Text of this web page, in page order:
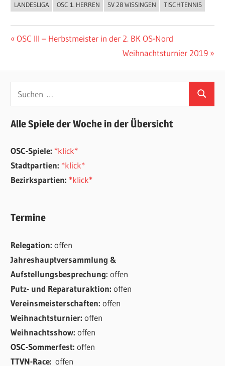
ALLGEMEIN
LANDESLIGA OSC 1. HERREN SV 28 WISSINGEN TISCHTENNIS
Beitragsnavigation
Vorheriger
OSC III – Herbstmeister in der 2. BK OS-Nord
Nächster
Weihnachtsturnier 2019
Suchen
Alle Spiele der Woche in der Übersicht
OSC-Spiele: *klick*
Stadtpartien: *klick*
Bezirkspartien: *klick*
Termine
Relegation:offen
Jahreshauptversammlung &
Aufstellungsbesprechung:offen
Putz- und Reparaturaktion:offen
Vereinsmeisterschaften:offen
Weihnachtsturnier:offen
Weihnachtsshow:offen
OSC-Sommerfest:offen
TTVN-Race:offen